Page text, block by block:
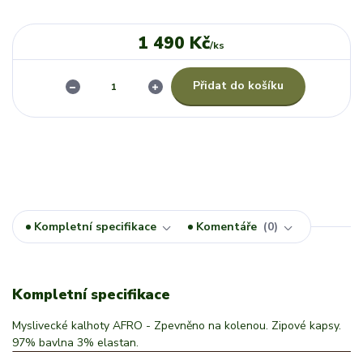
1 490 Kč/ks
Přidat do košíku
Kompletní specifikace Komentáře 0
Kompletní specifikace
Myslivecké kalhoty AFRO - Zpevněno na kolenou. Zipové kapsy.
97% bavlna 3% elastan.